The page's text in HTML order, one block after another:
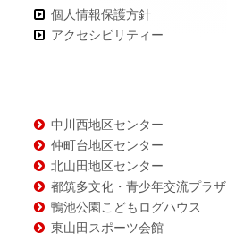
ン
ツ
個人情報保護方針
アクセシビリティー
中川西地区センター
仲町台地区センター
北山田地区センター
都筑多文化・青少年交流プラザ
鴨池公園こどもログハウス
東山田スポーツ会館